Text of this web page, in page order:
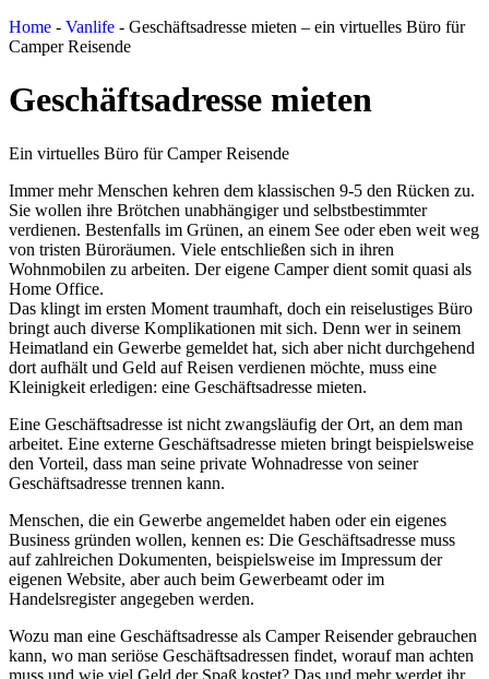
Home - Vanlife - Geschäftsadresse mieten – ein virtuelles Büro für
Camper Reisende
Geschäftsadresse mieten
Ein virtuelles Büro für Camper Reisende
Immer mehr Menschen kehren dem klassischen 9-5 den Rücken zu.
Sie wollen ihre Brötchen unabhängiger und selbstbestimmter
verdienen. Bestenfalls im Grünen, an einem See oder eben weit weg
von tristen Büroräumen. Viele entschließen sich in ihren
Wohnmobilen zu arbeiten. Der eigene Camper dient somit quasi als
Home Office.
Das klingt im ersten Moment traumhaft, doch ein reiselustiges Büro
bringt auch diverse Komplikationen mit sich. Denn wer in seinem
Heimatland ein Gewerbe gemeldet hat, sich aber nicht durchgehend
dort aufhält und Geld auf Reisen verdienen möchte, muss eine
Kleinigkeit erledigen: eine Geschäftsadresse mieten.
Eine Geschäftsadresse ist nicht zwangsläufig der Ort, an dem man
arbeitet. Eine externe Geschäftsadresse mieten bringt beispielsweise
den Vorteil, dass man seine private Wohnadresse von seiner
Geschäftsadresse trennen kann.
Menschen, die ein Gewerbe angemeldet haben oder ein eigenes
Business gründen wollen, kennen es: Die Geschäftsadresse muss
auf zahlreichen Dokumenten, beispielsweise im Impressum der
eigenen Website, aber auch beim Gewerbeamt oder im
Handelsregister angegeben werden.
Wozu man eine Geschäftsadresse als Camper Reisender gebrauchen
kann, wo man seriöse Geschäftsadressen findet, worauf man achten
muss und wie viel Geld der Spaß kostet? Das und mehr werdet ihr